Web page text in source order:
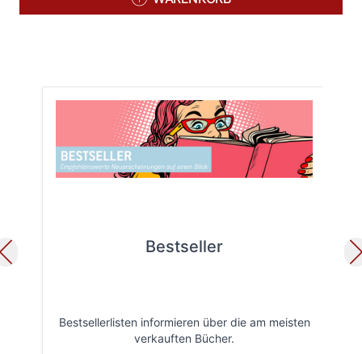
Bestseller
Bestsellerlisten informieren über die am meisten
verkauften Bücher.